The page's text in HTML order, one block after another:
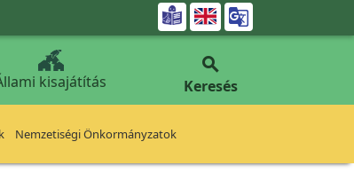

kisajátítás

Keresés
Nemzetiségi Önkormányzatok